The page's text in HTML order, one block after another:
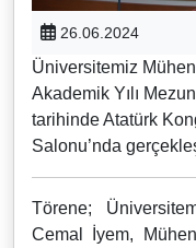
26.06.2024
Üniversitemiz
Akademik Yılı
tarihinde Atatürk
Salonu’nda
Törene;
Cemal İyem,